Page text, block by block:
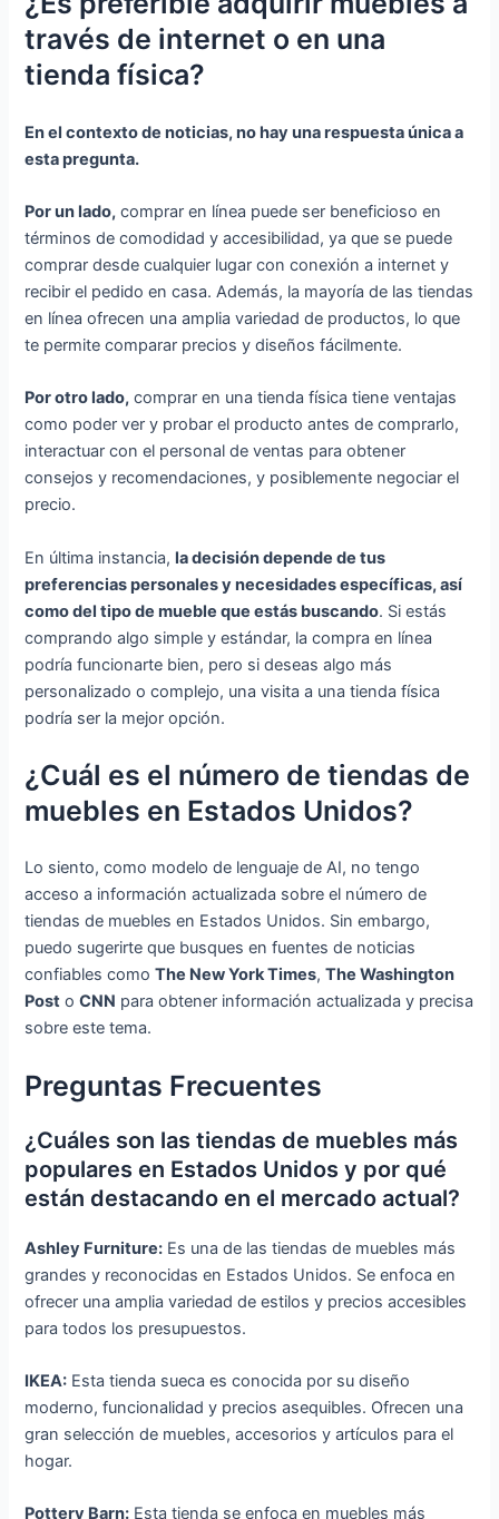
través de internet o en una
tienda física?
En el contexto de noticias, no hay una respuesta única a
esta pregunta.
Por un lado, comprar en línea puede ser beneficioso en
términos de comodidad y accesibilidad, ya que se puede
comprar desde cualquier lugar con conexión a internet y
recibir el pedido en casa. Además, la mayoría de las tiendas
en línea ofrecen una amplia variedad de productos, lo que
te permite comparar precios y diseños fácilmente.
Por otro lado, comprar en una tienda física tiene ventajas
como poder ver y probar el producto antes de comprarlo,
interactuar con el personal de ventas para obtener
consejos y recomendaciones, y posiblemente negociar el
precio.
En última instancia,la decisión depende de tus
preferencias personales y necesidades específicas, así
como del tipo de mueble que estás buscando. Si estás
comprando algo simple y estándar, la compra en línea
podría funcionarte bien, pero si deseas algo más
personalizado o complejo, una visita a una tienda física
podría ser la mejor opción.
¿Cuál es el número de tiendas de
muebles en Estados Unidos?
Lo siento, como modelo de lenguaje de AI, no tengo
acceso a información actualizada sobre el número de
tiendas de muebles en Estados Unidos. Sin embargo,
puedo sugerirte que busques en fuentes de noticias
confiables comoThe New York Times,The Washington
Post oCNN para obtener información actualizada y precisa
sobre este tema.
Preguntas Frecuentes
¿Cuáles son las tiendas de muebles más
populares en Estados Unidos y por qué
están destacando en el mercado actual?
Ashley Furniture: Es una de las tiendas de muebles más
grandes y reconocidas en Estados Unidos. Se enfoca en
ofrecer una amplia variedad de estilos y precios accesibles
para todos los presupuestos.
IKEA: Esta tienda sueca es conocida por su diseño
moderno, funcionalidad y precios asequibles. Ofrecen una
gran selección de muebles, accesorios y artículos para el
hogar.
Pottery Barn: Esta tienda se enfoca en muebles más